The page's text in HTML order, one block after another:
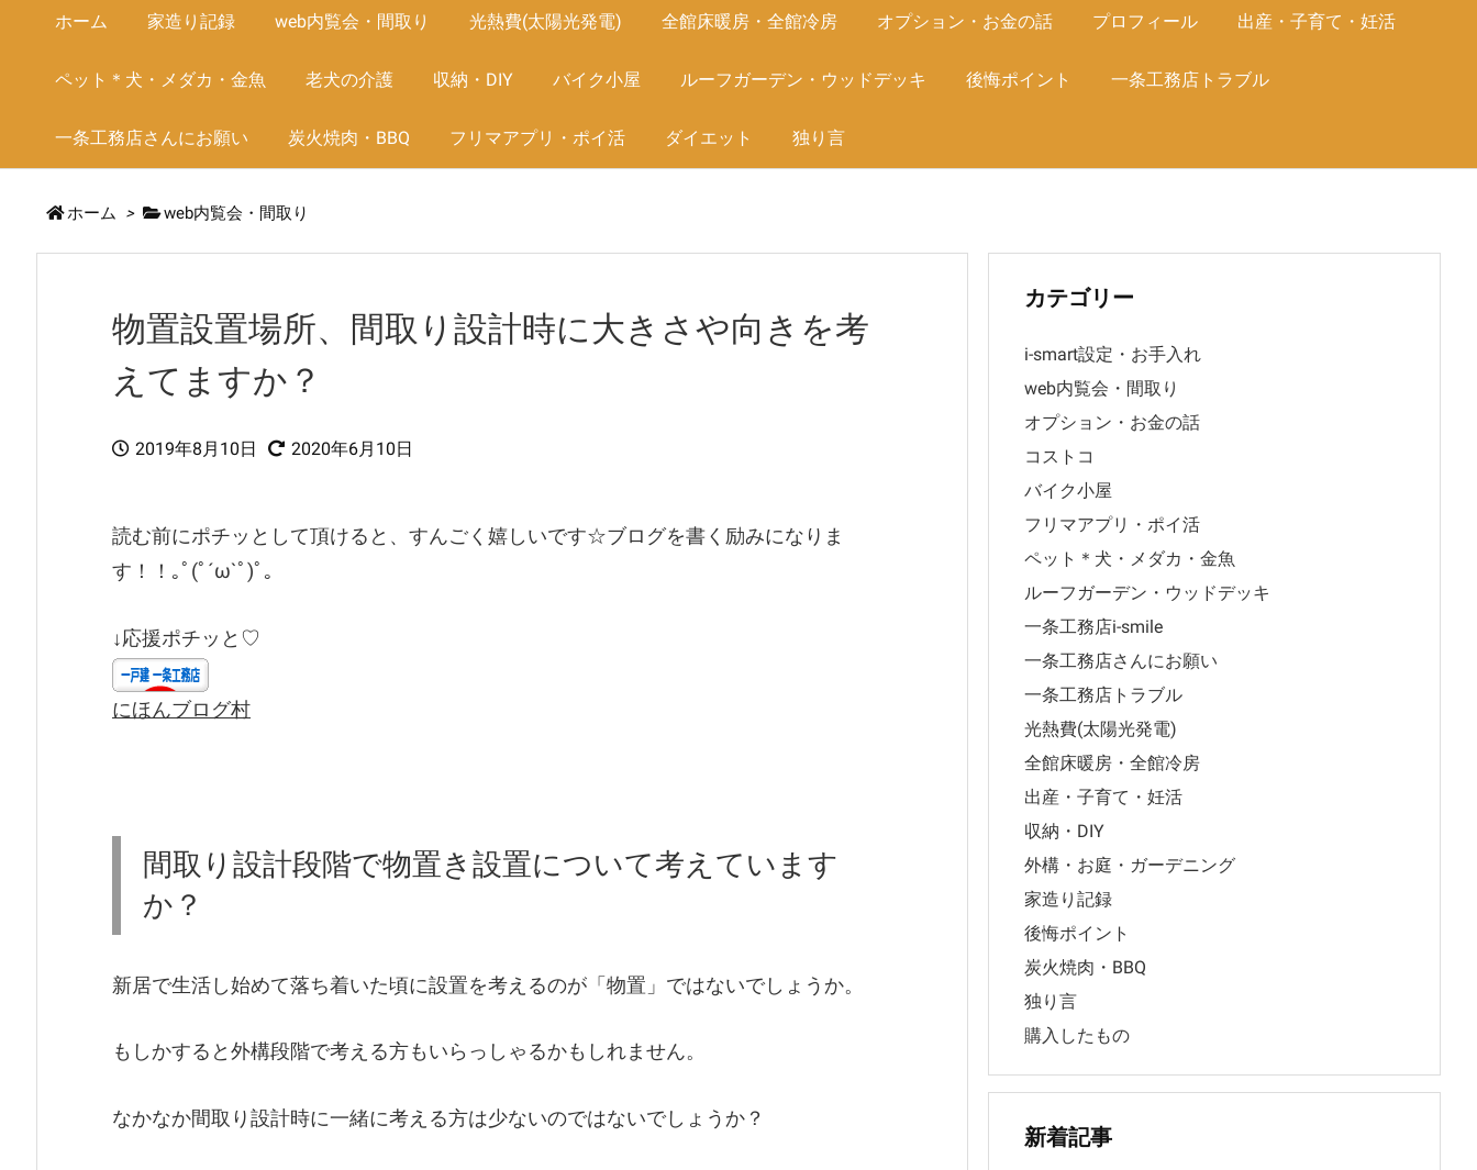
ホーム 家造り記録 web内覧会・間取り 光熱費(太陽光発電) 全館床暖房・全館冷房 オプション・お金の話 プロフィール 出産・子育て・妊活
ペット＊犬・メダカ・金魚 老犬の介護 収納・DIY バイク小屋 ルーフガーデン・ウッドデッキ 後悔ポイント 一条工務店トラブル
一条工務店さんにお願い 炭火焼肉・BBQ フリマアプリ・ポイ活 ダイエット 独り言
ホーム > web内覧会・間取り
物置設置場所、間取り設計時に大きさや向きを考
えてますか？
2019年8月10日 2020年6月10日
読む前にポチッとして頂けると、すんごく嬉しいです☆ブログを書く励みになりま
す！！｡ﾟ(ﾟ´ω`ﾟ)ﾟ｡
↓応援ポチッと♡
にほんブログ村
間取り設計段階で物置き設置について考えています
か？
新居で生活し始めて落ち着いた頃に設置を考えるのが「物置」ではないでしょうか。
もしかすると外構段階で考える方もいらっしゃるかもしれません。
なかなか間取り設計時に一緒に考える方は少ないのではないでしょうか？
カテゴリー
i-smart設定・お手入れ
web内覧会・間取り
オプション・お金の話
コストコ
バイク小屋
フリマアプリ・ポイ活
ペット＊犬・メダカ・金魚
ルーフガーデン・ウッドデッキ
一条工務店i-smile
一条工務店さんにお願い
一条工務店トラブル
光熱費(太陽光発電)
全館床暖房・全館冷房
出産・子育て・妊活
収納・DIY
外構・お庭・ガーデニング
家造り記録
後悔ポイント
炭火焼肉・BBQ
独り言
購入したもの
新着記事